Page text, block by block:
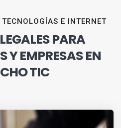
TECNOLOGÍAS E INTERNET
PARA
Y EMPRESAS EN
TIC